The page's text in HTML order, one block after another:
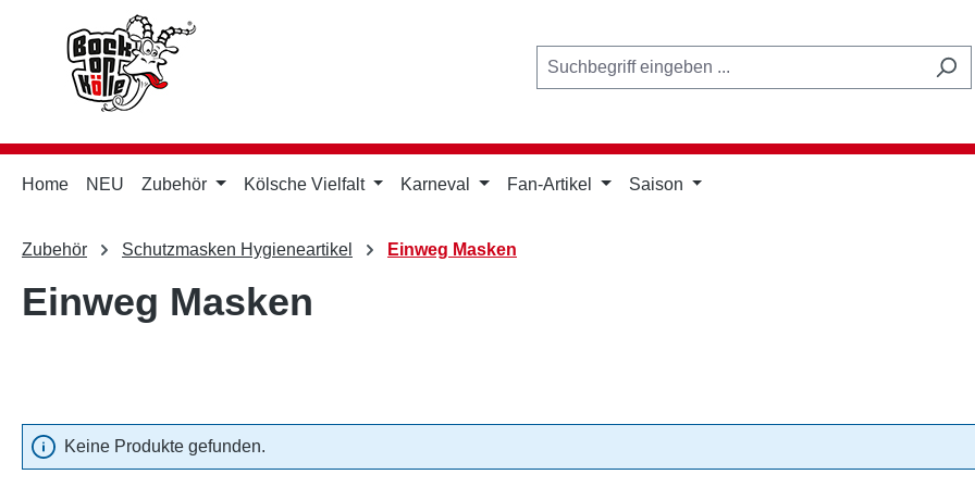
Hauptinhalt springen
Zur Suche springen
Zur Hauptnavigation springen
Home NEU Zubehör Kölsche Vielfalt Karneval Fan-Artikel Saison
Zubehör Schutzmasken Hygieneartikel Einweg Masken
Einweg Masken
Keine Produkte gefunden.